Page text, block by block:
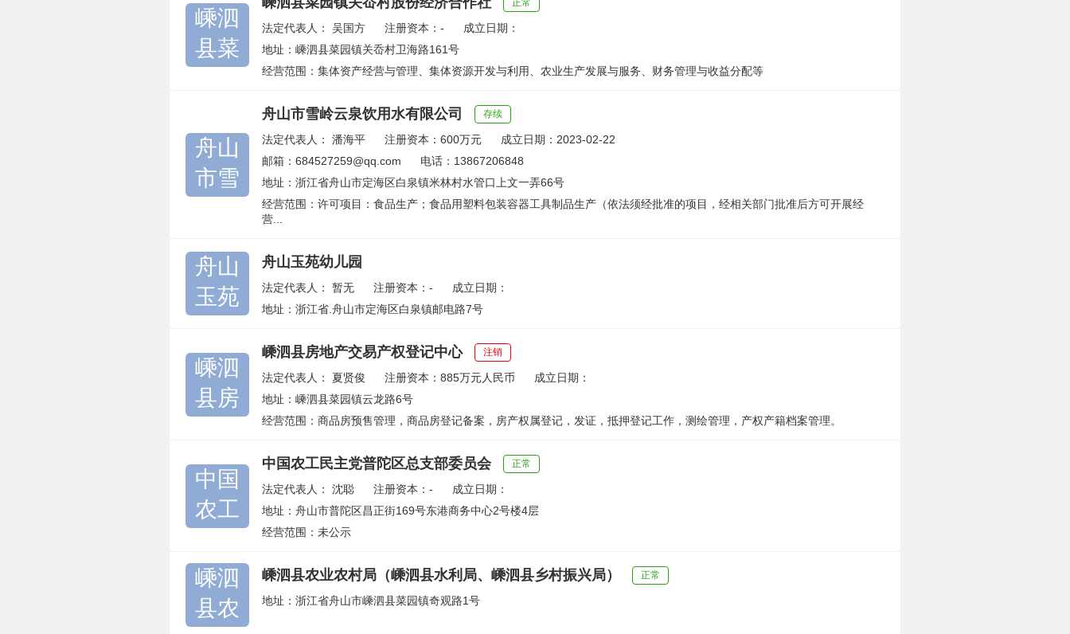
嵊泗
县菜
法定代表人：吴国方 注册资本：-
成立日期：
地址：嵊泗县菜园镇关岙村卫海路161号
经营范围：集体资产经营与管理、集体资源开发与利用、农业生产发展与服务、财务管理与收益分配等
舟山
市雪
舟山市雪岭云泉饮用水有限公司 存续
法定代表人：潘海平 注册资本：600万元
成立日期：2023-02-22
邮箱：684527259@qq.com
电话：13867206848
地址：浙江省舟山市定海区白泉镇米林村水管口上文一弄66号
经营范围：许可项目：食品生产；食品用塑料包装容器工具制品生产（依法须经批准的项目，经相关部门批准后方可开展经
营...
舟山
玉苑
舟山玉苑幼儿园
法定代表人：暂无 注册资本：-
成立日期：
地址：浙江省.舟山市定海区白泉镇邮电路7号
嵊泗
县房
嵊泗县房地产交易产权登记中心 注销
法定代表人： 夏贤俊 注册资本：885万元人民币
成立日期：
地址：嵊泗县菜园镇云龙路6号
经营范围：商品房预售管理，商品房登记备案，房产权属登记，发证，抵押登记工作，测绘管理，产权产籍档案管理。
中国
农工
中国农工民主党普陀区总支部委员会 正常
法定代表人：沈聪 注册资本：-
成立日期：
地址：舟山市普陀区昌正街169号东港商务中心2号楼4层
经营范围：未公示
嵊泗
县农
嵊泗县农业农村局（嵊泗县水利局、嵊泗县乡村振兴局） 正常
地址：浙江省舟山市嵊泗县菜园镇奇观路1号